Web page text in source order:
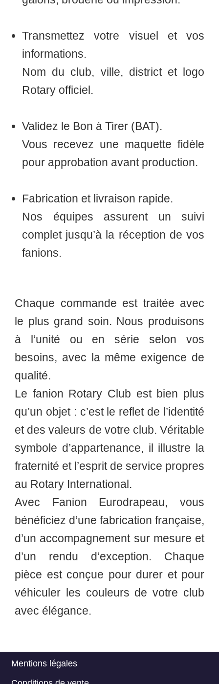
Transmettez votre visuel et vos
informations.
Nom du club, ville, district et logo
Rotary officiel.
Validez le Bon à Tirer (BAT).
Vous recevez une maquette fidèle
pour approbation avant production.
Fabrication et livraison rapide.
Nos équipes assurent un suivi
complet jusqu’à la réception de vos
fanions.
Chaque commande est traitée avec
le plus grand soin. Nous produisons
à l’unité ou en série selon vos
besoins, avec la même exigence de
qualité.
Le fanion Rotary Club est bien plus
qu’un objet : c’est le reflet de l’identité
et des valeurs de votre club. Véritable
symbole d’appartenance, il illustre la
fraternité et l’esprit de service propres
au Rotary International.
Avec Fanion Eurodrapeau, vous
bénéficiez d’une fabrication française,
d’un accompagnement sur mesure et
d’un rendu d’exception. Chaque
pièce est conçue pour durer et pour
véhiculer les couleurs de votre club
avec élégance.
Mentions légales